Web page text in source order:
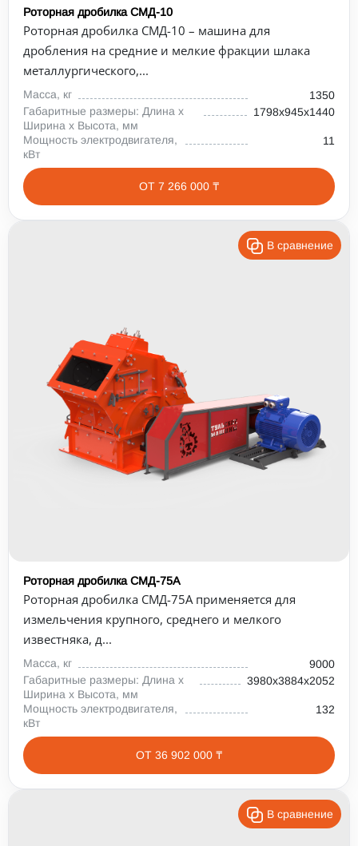
Роторная дробилка СМД-10
Роторная дробилка СМД-10 – машина для
дробления на средние и мелкие фракции шлака
металлургического,...
Масса, кг
1350
Габаритные размеры: Длина х
Ширина х Высота, мм
1798х945х1440
Мощность электродвигателя,
кВт
11
ОТ 7 266 000 ₸
В сравнение
Роторная дробилка СМД-75А
Роторная дробилка СМД-75А применяется для
измельчения крупного, среднего и мелкого
известняка, д...
Масса, кг
9000
Габаритные размеры: Длина х
Ширина х Высота, мм
3980х3884х2052
Мощность электродвигателя,
кВт
132
ОТ 36 902 000 ₸
В сравнение